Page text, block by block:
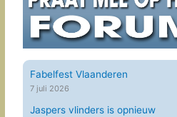
Fabelfest Vlaanderen
7 juli 2026
Jaspers vlinders is opnieuw